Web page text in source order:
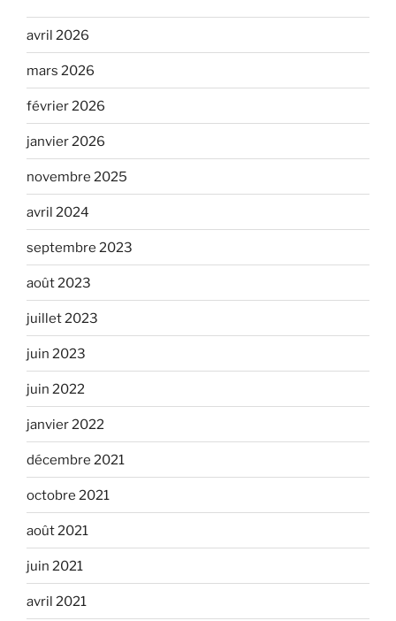
avril 2026
mars 2026
février 2026
janvier 2026
novembre 2025
avril 2024
septembre 2023
août 2023
juillet 2023
juin 2023
juin 2022
janvier 2022
décembre 2021
octobre 2021
août 2021
juin 2021
avril 2021